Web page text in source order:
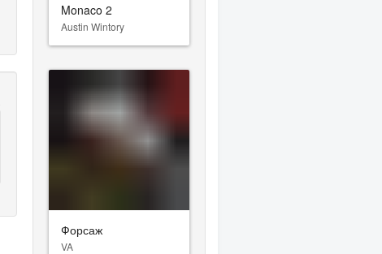
Monaco 2
Austin Wintory
Форсаж
VA